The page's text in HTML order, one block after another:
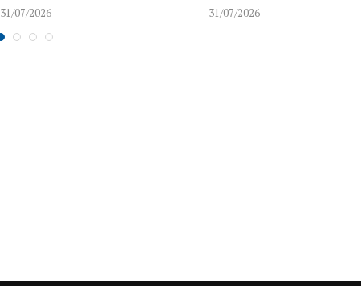
31/07/2026 31/07/2026